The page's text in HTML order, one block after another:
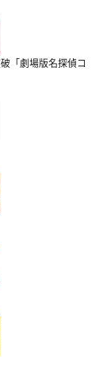
「劇場版名探偵コ